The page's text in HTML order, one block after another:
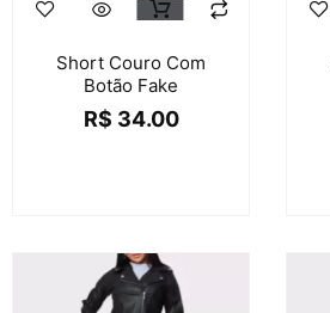
Short Couro Com
Botão Fake
R$ 34.00